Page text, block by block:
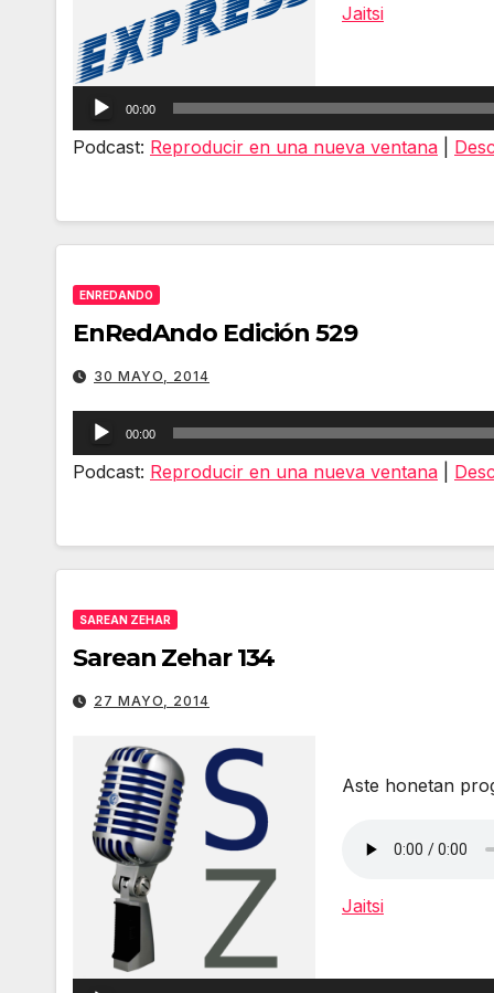
Jaitsi
audio
00:00
Podcast: Reproducir en una nueva ventana
ENREDANDO
EnRedAndo Edición 529
30 MAYO, 2014
Reproductor
de
00:00
Podcast: Reproducir en una nueva ventana
SAREAN ZEHAR
Sarean Zehar 134
27 MAYO, 2014
Aste honetan
Jaitsi